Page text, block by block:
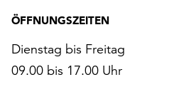
ÖFFNUNGSZEITEN
Dienstag bis Freitag
09.00 bis 17.00 Uhr